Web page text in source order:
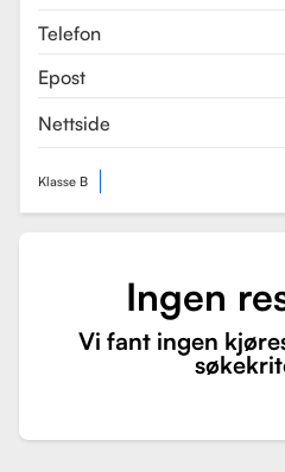
Telefon
Epost
Nettside
Klasse B
Ingen
Vi fant ingen